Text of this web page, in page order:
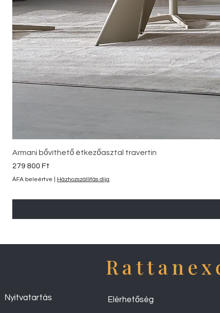
Armani bővíthető étkezőasztal travertin
Ár
279 800 Ft
ÁFA beleértve Házhozszállítás díja
Nyitvatartás Elérhetőség